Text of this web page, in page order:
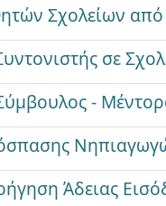
Σχολείων από
σε
-
Άδειας